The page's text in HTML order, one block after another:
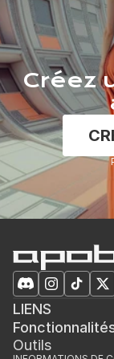
Créez
LIENS
Outils